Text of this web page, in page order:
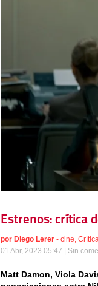
Estrenos: crítica
por Diego Lerer - cine,
01 Abr, 2023 05:47 | Sin
Matt Damon, Viola